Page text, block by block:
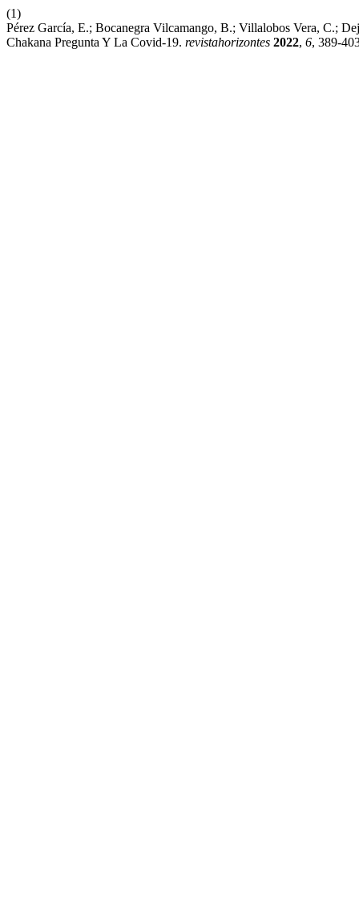
(1)
Pérez García, E.; Bocanegra Vilcamango, B.; Villalobos Vera, C.;
Chakana Pregunta Y La Covid-19. revistahorizontes 2022, 6, 389-